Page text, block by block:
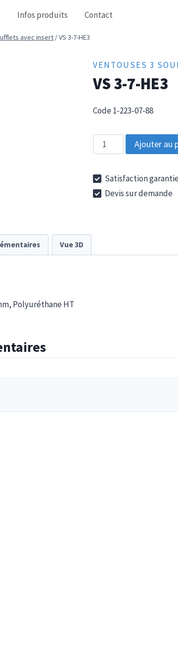
Infos produits Contact
avec insert /VS 3-7-HE3
VENTOUSES 3
VS 3-7-HE3
Code 1-223-07-88
quantité
de
3-
7-
Ajouter au
Satisfaction
Devis sur demande
Vue 3D
Polyuréthane HT